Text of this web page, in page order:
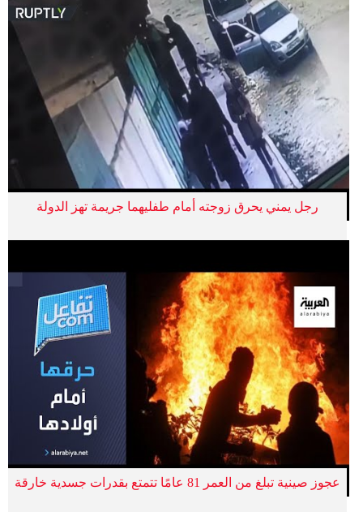
رجل يمني يحرق زوجته أمام طفليهما جريمة تهز الدولة
عجوز صينية تبلغ من العمر 81 عامًا تتمتع بقدرات جسدية خارقة